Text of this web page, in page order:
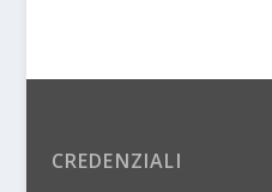
CREDENZIALI